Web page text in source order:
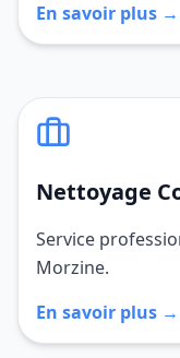
En savoir plus →
Nettoyage
Service
Morzine.
En savoir plus →